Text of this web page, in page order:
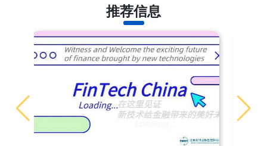
推荐信息